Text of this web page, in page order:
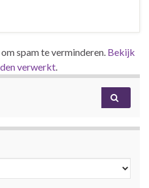
spam te verminderen. Bekijk
verwerkt.